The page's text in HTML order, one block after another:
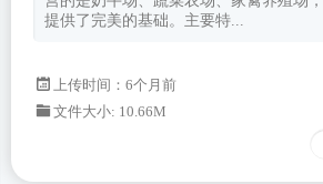
提供了完美的基础。主要特...
上传时间：6个月前
文件大小: 10.66M